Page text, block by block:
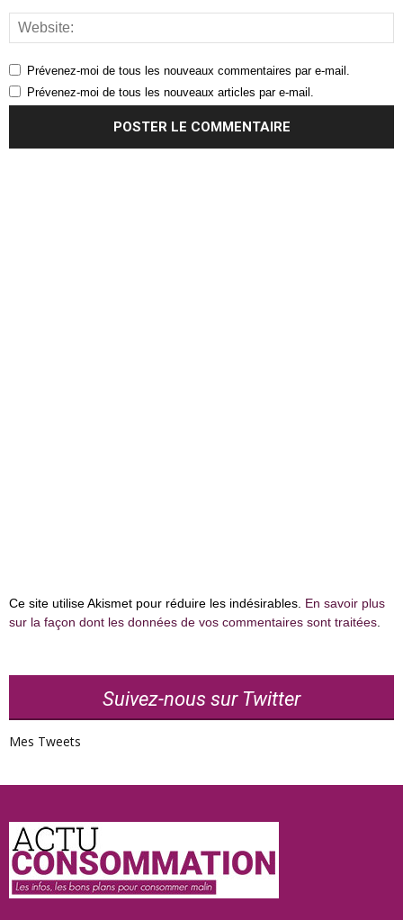
Prévenez-moi de tous les nouveaux commentaires par e-mail.
Prévenez-moi de tous les nouveaux articles par e-mail.
Ce site utilise Akismet pour réduire les indésirables. En savoir plus
sur la façon dont les données de vos commentaires sont traitées.
Suivez-nous sur Twitter
Mes Tweets